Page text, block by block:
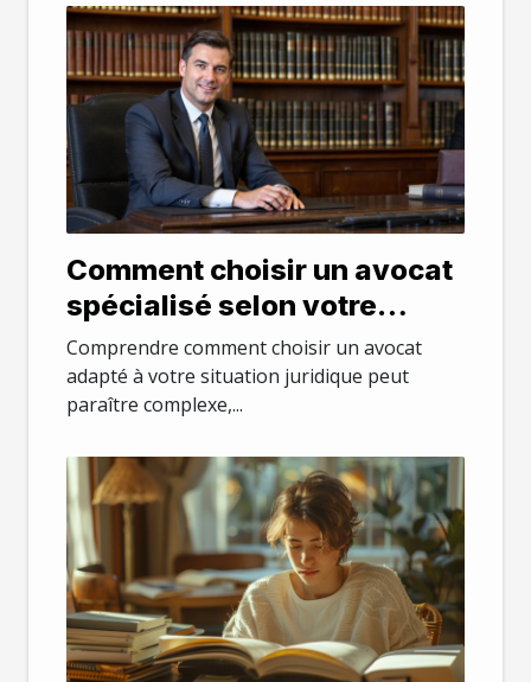
Comment choisir un avocat
spécialisé selon votre
besoin juridique
Comprendre comment choisir un avocat
adapté à votre situation juridique peut
paraître complexe,...